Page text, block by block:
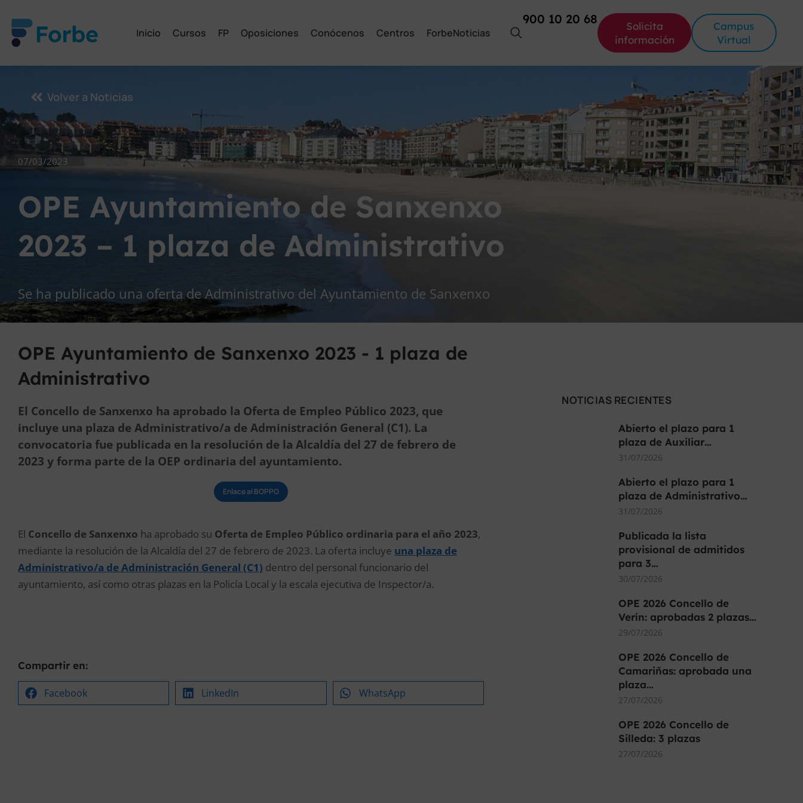
Inicio Cursos FP Oposiciones Conócenos Centros ForbeNoticias
900 10 20 68
Solicita
información
Campus
Virtual
Volver a Noticias
07/03/2023
OPE Ayuntamiento de Sanxenxo
2023 – 1 plaza de Administrativo
Se ha publicado una oferta de Administrativo del Ayuntamiento de Sanxenxo
OPE Ayuntamiento de Sanxenxo 2023 - 1 plaza de
Administrativo
El Concello de Sanxenxo ha aprobado la Oferta de Empleo Público 2023, que
incluye una plaza de Administrativo/a de Administración General (C1). La
convocatoria fue publicada en la resolución de la Alcaldía del 27 de febrero de
2023 y forma parte de la OEP ordinaria del ayuntamiento.
Enlace al BOPPO
El Concello de Sanxenxo ha aprobado su Oferta de Empleo Público ordinaria para el año 2023,
mediante la resolución de la Alcaldía del 27 de febrero de 2023. La oferta incluye una plaza de
Administrativo/a de Administración General (C1) dentro del personal funcionario del
ayuntamiento, así como otras plazas en la Policía Local y la escala ejecutiva de Inspector/a.
Compartir en:
Facebook LinkedIn WhatsApp
NOTICIAS RECIENTES
Abierto el plazo para 1
plaza de Auxiliar…
31/07/2026
Abierto el plazo para 1
plaza de Administrativo…
31/07/2026
Publicada la lista
provisional de admitidos
para 3…
30/07/2026
OPE 2026 Concello de
Verín: aprobadas 2 plazas…
29/07/2026
OPE 2026 Concello de
Camariñas: aprobada una
plaza…
27/07/2026
OPE 2026 Concello de
Silleda: 3 plazas
27/07/2026